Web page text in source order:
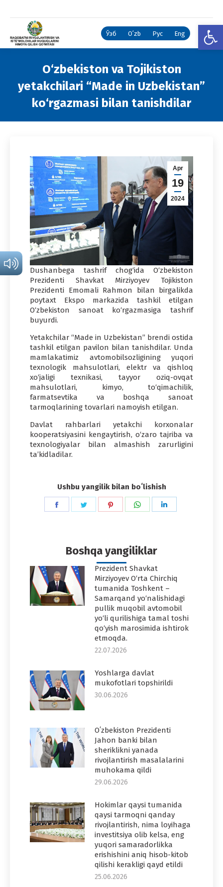
Ўзб Oʻzb Рус Eng
O‘zbekiston va Tojikiston
yetakchilari “Made in Uzbekistan”
ko‘rgazmasi bilan tanishdilar
Apr
19
2024
Dushanbega tashrif chog‘ida O‘zbekiston
Prezidenti Shavkat Mirziyoyev Tojikiston
Prezidenti Emomali Rahmon bilan birgalikda
poytaxt Ekspo markazida tashkil etilgan
O‘zbekiston sanoat ko‘rgazmasiga tashrif
buyurdi.
Yetakchilar “Made in Uzbekistan” brendi ostida
tashkil etilgan pavilon bilan tanishdilar. Unda
mamlakatimiz avtomobilsozligining yuqori
texnologik mahsulotlari, elektr va qishloq
xo‘jaligi texnikasi, tayyor oziq-ovqat
mahsulotlari, kimyo, to‘qimachilik,
farmatsevtika va boshqa sanoat
tarmoqlarining tovarlari namoyish etilgan.
Davlat rahbarlari yetakchi korxonalar
kooperatsiyasini kengaytirish, o‘zaro tajriba va
texnologiyalar bilan almashish zarurligini
ta’kidladilar.
Ushbu yangilik bilan boʻlishish
Share
Share
Share
Share
Boshqa yangiliklar
Prezident Shavkat
Mirziyoyev O‘rta Chirchiq
tumanida Toshkent –
Samarqand yo‘nalishidagi
pullik muqobil avtomobil
yo‘li qurilishiga tamal toshi
qo‘yish marosimida ishtirok
etmoqda.
22.07.2026
Yoshlarga davlat
mukofotlari topshirildi
30.06.2026
Oʻzbekiston Prezidenti
Jahon banki bilan
sheriklikni yanada
rivojlantirish masalalarini
muhokama qildi
29.06.2026
Hokimlar qaysi tumanida
qaysi tarmoqni qanday
rivojlantirish, nima loyihaga
investitsiya olib kelsa, eng
yuqori samaradorlikka
erishishini aniq hisob-kitob
qilishi kerakligi qayd etildi
25.06.2026